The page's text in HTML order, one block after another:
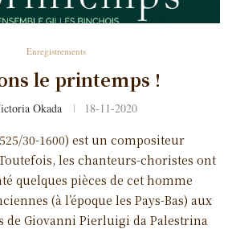
Enregistrements
le printemps !
Okada 18-11-2020
30-1600) est un compositeur
les chanteurs-choristes ont
quelques pièces de cet homme
(à l’époque les Pays-Bas) aux
de Giovanni Pierluigi da Palestrina